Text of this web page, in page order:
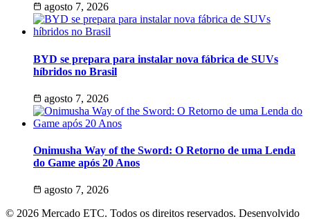
agosto 7, 2026
BYD se prepara para instalar nova fábrica de SUVs
híbridos no Brasil
agosto 7, 2026
Onimusha Way of the Sword: O Retorno de uma Lenda
do Game após 20 Anos
agosto 7, 2026
© 2026 Mercado ETC. Todos os direitos reservados. Desenvolvido